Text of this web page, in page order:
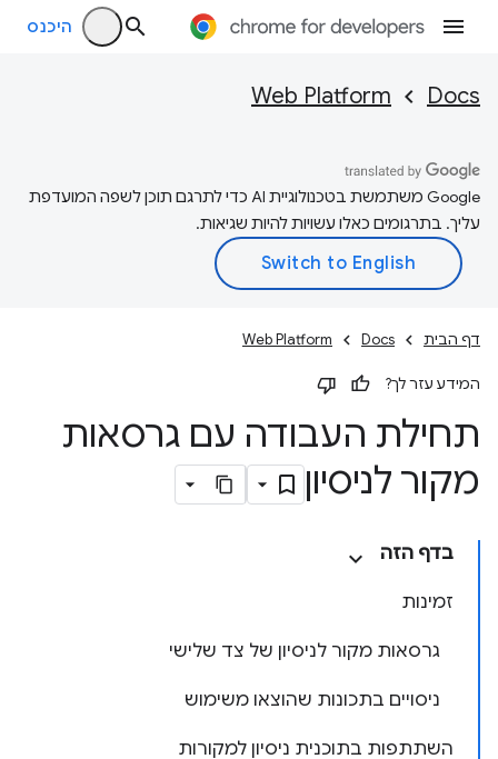
היכנס
Docs
Web Platform
‫Google משתמשת בטכנולוגיית AI כדי לתרגם תוכן לשפה המועדפת
עליך. בתרגומים כאלו עשויות להיות שגיאות.
דף הבית Docs
Web Platform
המידע עזר לך?
תחילת העבודה עם גרסאות
מקור לניסיון
בדף הזה
זמינות
גרסאות מקור לניסיון של צד שלישי
ניסויים בתכונות שהוצאו משימוש
השתתפות בתוכנית ניסיון למקורות